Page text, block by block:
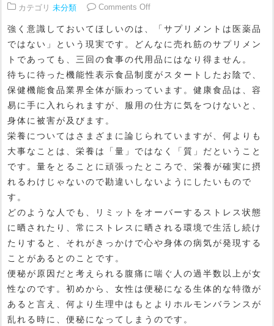
カテゴリ 未分類 Comments Offon 細胞のターンオーバーを手伝う
強く意識しておいてほしいのは、「サプリメントは医薬品
ではない」という現実です。どんなに売れ筋のサプリメン
トであっても、三回の食事の代用品にはなり得ません。
待ちに待った機能性表示食品制度がスタートしたお陰で、
保健機能食品業界全体が賑わっています。健康食品は、容
易に手に入れられますが、服用の仕方に気をつけないと、
身体に被害が及びます。
栄養についてはさまざまに論じられていますが、何よりも
大事なことは、栄養は「量」ではなく「質」だということ
です。量をとることに頑張ったところで、栄養が確実に摂
れるわけじゃないので勘違いしないようにしたいもので
す。
どのような人でも、リミットをオーバーするストレス状態
に晒されたり、常にストレスに晒される環境で生活し続け
たりすると、それがきっかけで心や身体の病気が発現する
ことがあるとのことです。
便秘が原因だと考えられる腹痛に喘ぐ人の過半数以上が女
性なのです。初めから、女性は便秘になる生体的な特徴が
あると言え、何より生理中はもとよりホルモンバランスが
乱れる時に、便秘になってしまうのです。